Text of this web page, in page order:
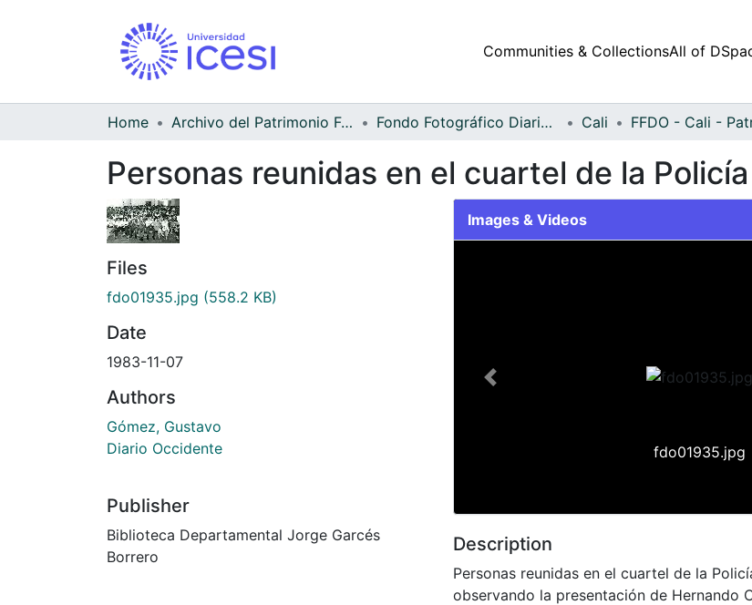
Communities & CollectionsAll of
Home Archivo del Patrimonio Fotográfico y Fílmico del Valle del Cauca Fondo Fotográfico Diario Occidente Cali FFDO - Cali -
Personas reunidas en el cuartel de la
Files
fdo01935.jpg (558.2 KB)
Date
1983-11-07
Authors
Gómez, Gustavo
Diario Occidente
Publisher
Biblioteca Departamental Jorge Garcés
Borrero
Images & Videos
fdo01935.jpg
Previous
Description
Personas reunidas en el cuartel de la
observando la presentación de Hernando